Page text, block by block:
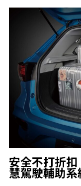
安全不打折扣
慧駕駛輔助